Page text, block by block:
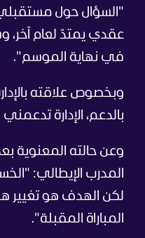
"السؤال حول
عقدي يمتدّ لعام آخر،
في نهاية الموسم".
وبخصوص علاقته
بالدعم، الإدارة
وعن حالته المعنوية
المدرب الإيطالي:
لكن الهدف هو تغيير
المباراة المقبلة".